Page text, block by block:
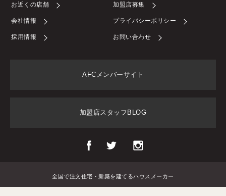
お近くの店舗 加盟店募集
会社情報 プライバシーポリシー
採用情報 お問い合わせ
AFCメンバーサイト
加盟店スタッフBLOG
全国で注文住宅・新築を建てるハウスメーカー